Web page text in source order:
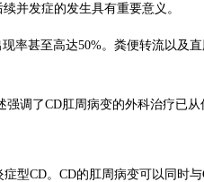
并发症的发生具有重要意义。
率甚至高达50%。粪便转流以及
强调了CD肛周病变的外科治疗已
症型CD。 CD的肛周病变可以同时与